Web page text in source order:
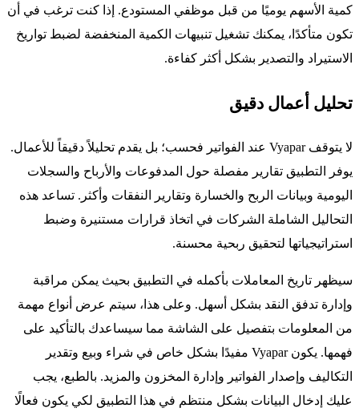
كمية الأسهم يوميًا من قبل موظفي المستودع. إذا كنت ترغب في أن
تكون متأكدًا، يمكنك تشغيل تنبيهات الكمية المنخفضة لضبط تواريخ
الاستيراد والتصدير بشكل أكثر كفاءة.
تحليل أعمال دقيق
لا يتوقف Vyapar عند الفواتير فحسب؛ بل يقدم تحليلاً دقيقاً للأعمال.
يوفر التطبيق تقارير مفصلة حول المدفوعات والأرباح والسجلات
اليومية وبيانات الربح والخسارة وتقارير النفقات وأكثر. تساعد هذه
التحاليل الشاملة الشركات في اتخاذ قرارات مستنيرة وضبط
استراتيجياتها لتحقيق ربحية محسنة.
سيظهر تاريخ المعاملات بأكمله في التطبيق بحيث يمكن مراقبة
وإدارة تدفق النقد بشكل أسهل. وعلى هذا، سيتم عرض أنواع مهمة
من المعلومات بتفصيل على الشاشة مما سيساعدك بالتأكيد على
فهمها. يكون Vyapar مفيدًا بشكل خاص في شراء وبيع وتقدير
التكاليف وإصدار الفواتير وإدارة المخزون والمزيد. بالطبع، يجب
عليك إدخال البيانات بشكل منتظم في هذا التطبيق لكي يكون فعالًا